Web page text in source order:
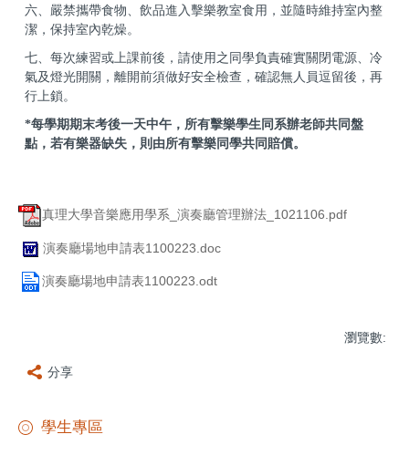
六、嚴禁攜帶食物、飲品進入擊樂教室食用，並隨時維持室內整
潔，保持室內乾燥。
七、每次練習或上課前後，請使用之同學負責確實關閉電源、冷
氣及燈光開關，離開前須做好安全檢查，確認無人員逗留後，再
行上鎖。
*每學期期末考後一天中午，所有擊樂學生同系辦老師共同盤
點，若有樂器缺失，則由所有擊樂同學共同賠償。
真理大學音樂應用學系_演奏廳管理辦法_1021106.pdf
演奏廳場地申請表1100223.doc
演奏廳場地申請表1100223.odt
瀏覽數:
分享
學生專區